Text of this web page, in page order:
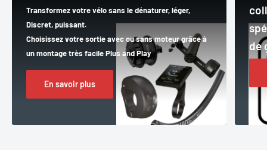
Transformez votre vélo sans le dénaturer, léger,
Discret, puissant.
Choisissez votre sortie avec ou sans moteur grâce à
un montage très facile Plus and Play
En savoir plus
de